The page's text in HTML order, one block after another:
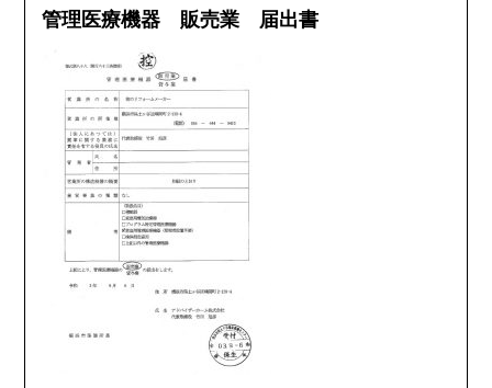
管理医療機器 販売業 届出書